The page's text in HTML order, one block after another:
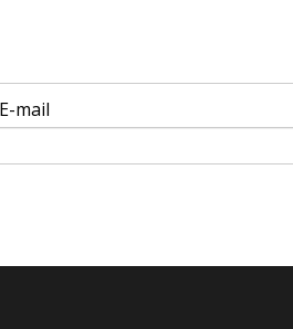
E-mail